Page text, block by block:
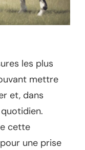
les plus
mettre
et, dans
cette
une prise